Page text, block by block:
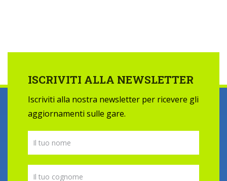
ISCRIVITI ALLA NEWSLETTER
Iscriviti alla nostra newsletter per ricevere gli
aggiornamenti sulle gare.